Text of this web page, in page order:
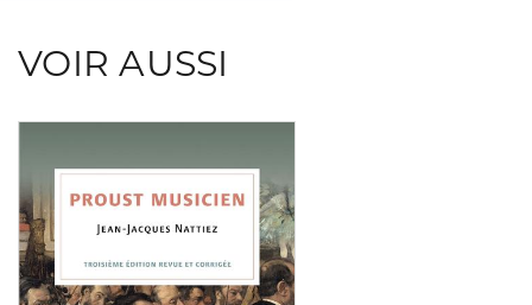
VOIR AUSSI